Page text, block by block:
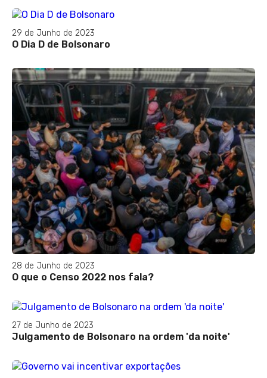
29 de Junho de 2023
O Dia D de Bolsonaro
28 de Junho de 2023
O que o Censo 2022 nos fala?
27 de Junho de 2023
Julgamento de Bolsonaro na ordem 'da noite'